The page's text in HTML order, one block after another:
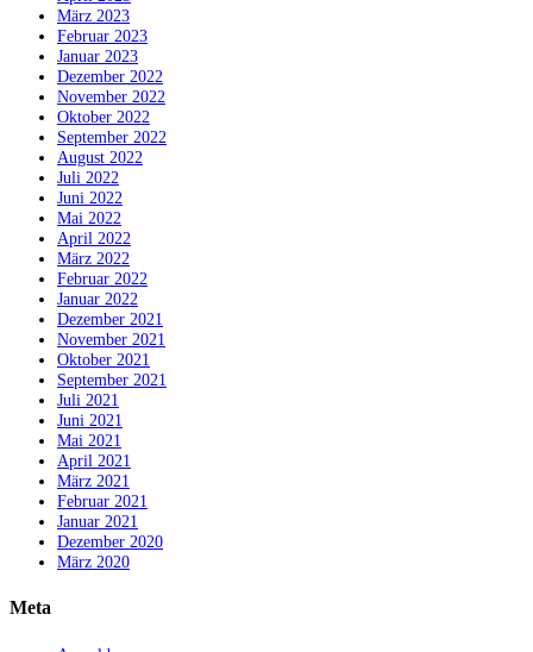
März 2023
Februar 2023
Januar 2023
Dezember 2022
November 2022
Oktober 2022
September 2022
August 2022
Juli 2022
Juni 2022
Mai 2022
April 2022
März 2022
Februar 2022
Januar 2022
Dezember 2021
November 2021
Oktober 2021
September 2021
Juli 2021
Juni 2021
Mai 2021
April 2021
März 2021
Februar 2021
Januar 2021
Dezember 2020
März 2020
Meta